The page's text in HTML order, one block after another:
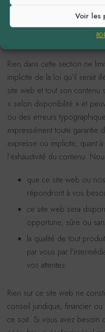
Voir les
12.
Rien dans cette section ne
implicite de la loi qu’il serait
site web et tout son contenu
« selon disponibilité » et
ou des erreurs
expressément toute garantie
expresse ou implicite, quant
l’exhaustivité du contenu.
que ce site web ou
répondront à vos
ce site web sera
opportune, sûre ou
la qualité de tout
par vous par
vos attentes.
Rien sur ce site web ne
conseil juridique, financier
ce soit. Si vous avez besoin